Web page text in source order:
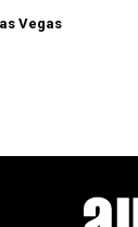
Vegas